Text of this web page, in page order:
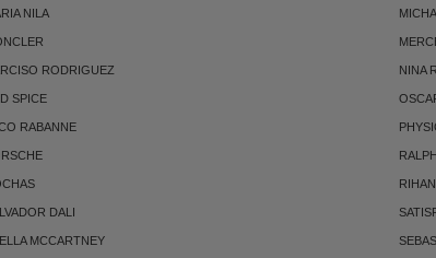
NILA
RODRIGUEZ NINA
SPICE
RABANNE
DALI
MCCARTNEY